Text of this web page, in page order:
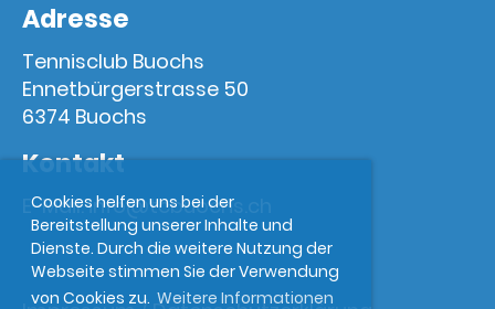
Cookies helfen uns bei der
Bereitstellung unserer Inhalte und
Dienste. Durch die weitere Nutzung der
Webseite stimmen Sie der Verwendung
von Cookies zu. Weitere Informationen
Adresse
Tennisclub Buochs
Ennetbürgerstrasse 50
6374 Buochs
Kontakt
E-Mail:info@tcbuochs.ch